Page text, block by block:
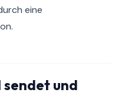
eine
sendet und